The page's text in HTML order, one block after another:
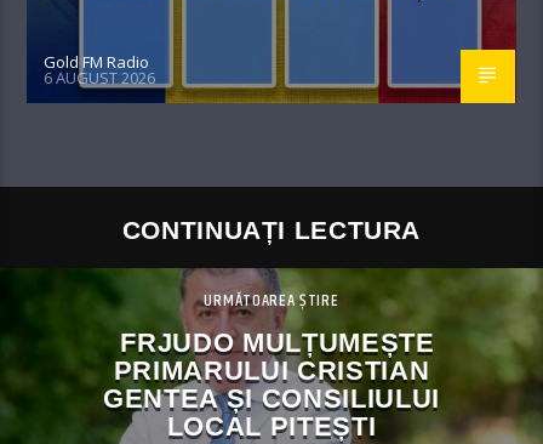
Gold FM Radio
6 AUGUST 2026
CONTINUAȚI LECTURA
URMĂTOAREA ȘTIRE
FRJUDO MULȚUMEȘTE
PRIMARULUI CRISTIAN
GENTEA ȘI CONSILIULUI
LOCAL PITEȘTI